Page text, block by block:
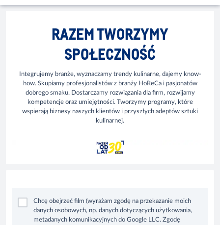
RAZEM TWORZYMY
SPOŁECZNOŚĆ
Integrujemy branże, wyznaczamy trendy kulinarne, dajemy know-
how. Skupiamy profesjonalistów z branży HoReCa i pasjonatów
dobrego smaku. Dostarczamy rozwiązania dla firm, rozwijamy
kompetencje oraz umiejętności. Tworzymy programy, które
wspierają biznesy naszych klientów i przyszłych adeptów sztuki
kulinarnej.
Chcę obejrzeć film (wyrażam zgodę na przekazanie moich
danych osobowych, np. danych dotyczących użytkowania,
metadanych komunikacyjnych do Google LLC. Zgodę